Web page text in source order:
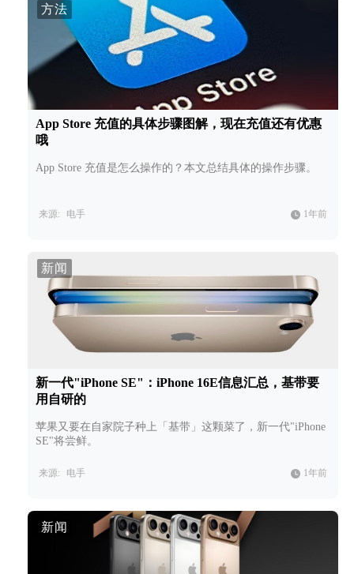
方法
App Store 充值的具体步骤图解，现在充值还有优惠
哦
App Store 充值是怎么操作的？本文总结具体的操作步骤。
来源: 电手 1年前
新闻
新一代"iPhone SE"：iPhone 16E信息汇总，基带要
用自研的
苹果又要在自家院子种上「基带」这颗菜了，新一代"iPhone
SE"将尝鲜。
来源: 电手 1年前
新闻